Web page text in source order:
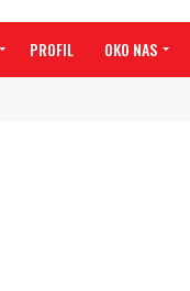
PROFIL OKO NAS